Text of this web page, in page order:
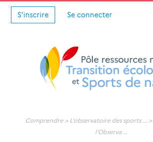
S'inscrire Se connecter
Comprendre > L'observatoire des sports... >
l'Observa